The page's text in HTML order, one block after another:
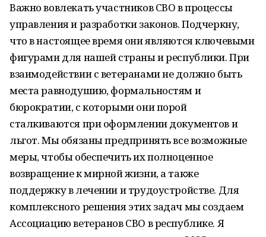
Важно вовлекать участников СВО в процессы
управления и разработки законов. Подчеркну,
что в настоящее время они являются ключевыми
фигурами для нашей страны и республики. При
взаимодействии с ветеранами не должно быть
места равнодушию, формальностям и
бюрократии, с которыми они порой
сталкиваются при оформлении документов и
льгот. Мы обязаны предпринять все возможные
меры, чтобы обеспечить их полноценное
возвращение к мирной жизни, а также
поддержку в лечении и трудоустройстве. Для
комплексного решения этих задач мы создаем
Ассоциацию ветеранов СВО в республике. Я